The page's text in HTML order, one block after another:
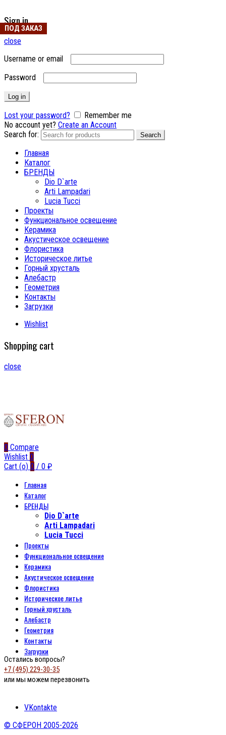
Sign in
close
Username or email
Password
Log in
Lost your password?
Remember me
No account yet? Create an Account
Search for:
Search
Главная
Каталог
БРЕНДЫ
Dio D`arte
Arti Lampadari
Lucia Tucci
Проекты
Функциональное освещение
Керамика
Акустическое освещение
Флористика
Историческое литье
Горный хрусталь
Алебастр
Геометрия
Контакты
Загрузки
Wishlist
Shopping cart
close
0 Compare
Wishlist 0
Cart (o) 0 / 0 ₽
Главная
Каталог
БРЕНДЫ
Dio D`arte
Arti Lampadari
Lucia Tucci
Проекты
Функциональное освещение
Керамика
Акустическое освещение
Флористика
Историческое литье
Горный хрусталь
Алебастр
Геометрия
Контакты
Загрузки
Остались вопросы?
+7 (495) 229-30-35
или мы можем перезвонить
VKontakte
© СФЕРОН 2005-2026
ПОД ЗАКАЗ